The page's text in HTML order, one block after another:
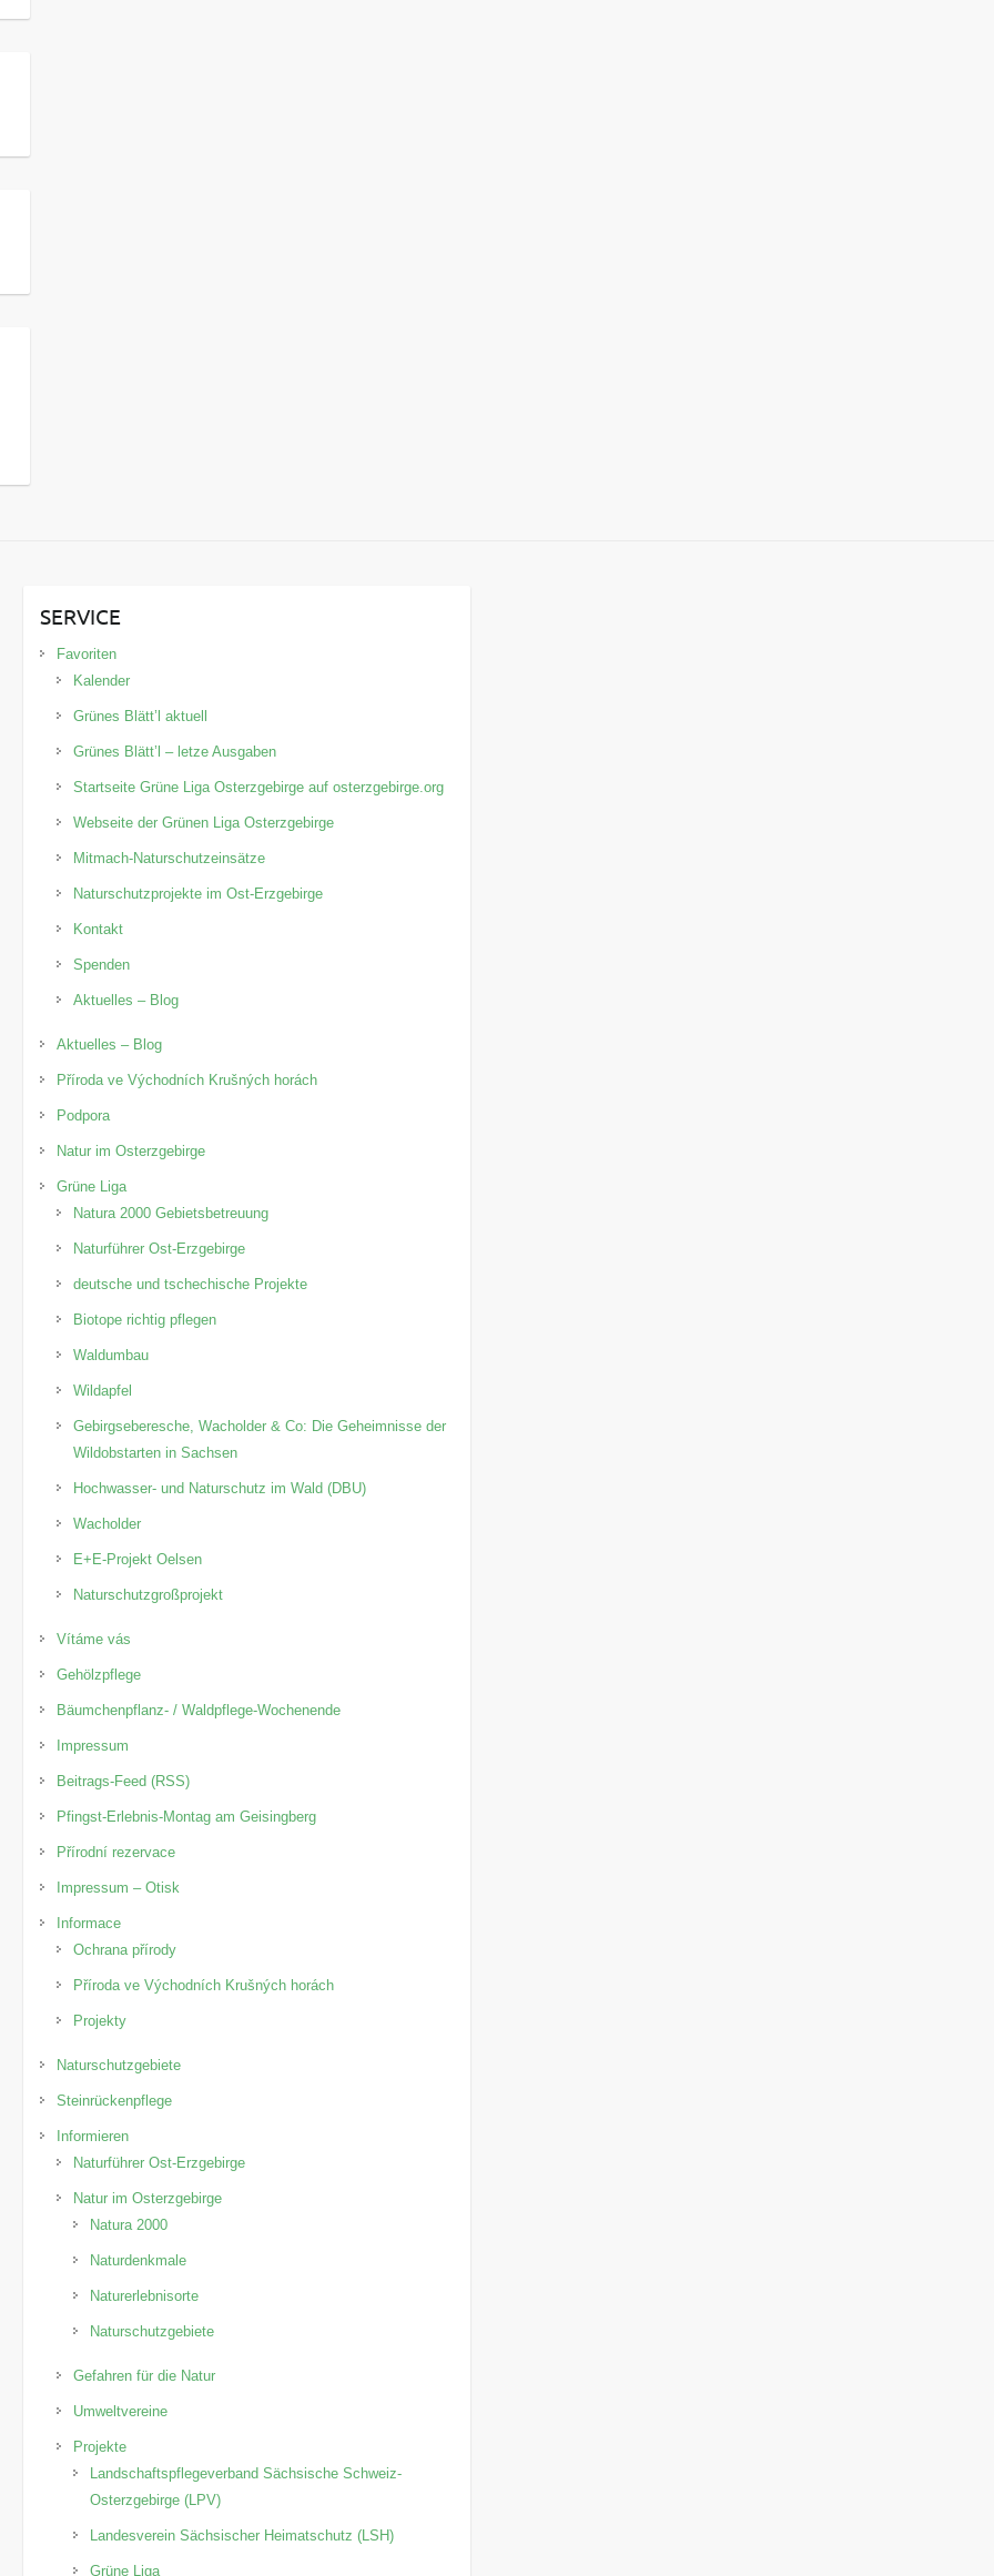
SERVICE
Favoriten
Kalender
Grünes Blätt’l aktuell
Grünes Blätt’l – letze Ausgaben
Startseite Grüne Liga Osterzgebirge auf osterzgebirge.org
Webseite der Grünen Liga Osterzgebirge
Mitmach-Naturschutzeinsätze
Naturschutzprojekte im Ost-Erzgebirge
Kontakt
Spenden
Aktuelles – Blog
Aktuelles – Blog
Příroda ve Východních Krušných horách
Podpora
Natur im Osterzgebirge
Grüne Liga
Natura 2000 Gebietsbetreuung
Naturführer Ost-Erzgebirge
deutsche und tschechische Projekte
Biotope richtig pflegen
Waldumbau
Wildapfel
Gebirgseberesche, Wacholder & Co: Die Geheimnisse der
Wildobstarten in Sachsen
Hochwasser- und Naturschutz im Wald (DBU)
Wacholder
E+E-Projekt Oelsen
Naturschutzgroßprojekt
Vítáme vás
Gehölzpflege
Bäumchenpflanz- / Waldpflege-Wochenende
Impressum
Beitrags-Feed (RSS)
Pfingst-Erlebnis-Montag am Geisingberg
Přírodní rezervace
Impressum – Otisk
Informace
Ochrana přírody
Příroda ve Východních Krušných horách
Projekty
Naturschutzgebiete
Steinrückenpflege
Informieren
Naturführer Ost-Erzgebirge
Natur im Osterzgebirge
Natura 2000
Naturdenkmale
Naturerlebnisorte
Naturschutzgebiete
Gefahren für die Natur
Umweltvereine
Projekte
Landschaftspflegeverband Sächsische Schweiz-
Osterzgebirge (LPV)
Landesverein Sächsischer Heimatschutz (LSH)
Grüne Liga